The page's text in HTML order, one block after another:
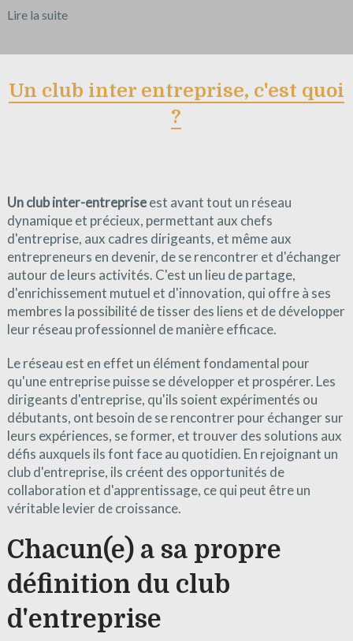
Lire la suite
Un club inter entreprise, c'est quoi
?
Un club inter-entrepriseest avant tout un réseau
dynamique et précieux, permettant aux chefs
d'entreprise, aux cadres dirigeants, et même aux
entrepreneurs en devenir, de se rencontrer et d'échanger
autour de leurs activités. C'est un lieu de partage,
d'enrichissement mutuel et d'innovation, qui offre à ses
membres la possibilité de tisser des liens et de développer
leur réseau professionnel de manière efficace.
Le réseau est en effet un élément fondamental pour
qu'une entreprise puisse se développer et prospérer. Les
dirigeants d'entreprise, qu'ils soient expérimentés ou
débutants, ont besoin de se rencontrer pour échanger sur
leurs expériences, se former, et trouver des solutions aux
défis auxquels ils font face au quotidien. En rejoignant un
club d'entreprise, ils créent des opportunités de
collaboration et d'apprentissage, ce qui peut être un
véritable levier de croissance.
Chacun(e) a sa propre
définition du club
d'entreprise